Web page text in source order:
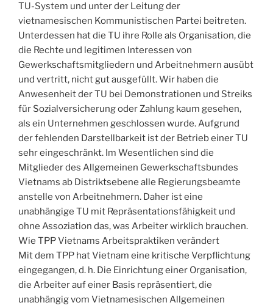
TU-System und unter der Leitung der
vietnamesischen Kommunistischen Partei beitreten.
Unterdessen hat die TU ihre Rolle als Organisation, die
die Rechte und legitimen Interessen von
Gewerkschaftsmitgliedern und Arbeitnehmern ausübt
und vertritt, nicht gut ausgefüllt. Wir haben die
Anwesenheit der TU bei Demonstrationen und Streiks
für Sozialversicherung oder Zahlung kaum gesehen,
als ein Unternehmen geschlossen wurde. Aufgrund
der fehlenden Darstellbarkeit ist der Betrieb einer TU
sehr eingeschränkt. Im Wesentlichen sind die
Mitglieder des Allgemeinen Gewerkschaftsbundes
Vietnams ab Distriktsebene alle Regierungsbeamte
anstelle von Arbeitnehmern. Daher ist eine
unabhängige TU mit Repräsentationsfähigkeit und
ohne Assoziation das, was Arbeiter wirklich brauchen.
Wie TPP Vietnams Arbeitspraktiken verändert
Mit dem TPP hat Vietnam eine kritische Verpflichtung
eingegangen, d. h. Die Einrichtung einer Organisation,
die Arbeiter auf einer Basis repräsentiert, die
unabhängig vom Vietnamesischen Allgemeinen